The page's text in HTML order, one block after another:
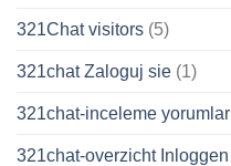
321Chat visitors (5)
321chat Zaloguj sie (1)
321chat-inceleme yorumlar
321chat-overzicht Inloggen